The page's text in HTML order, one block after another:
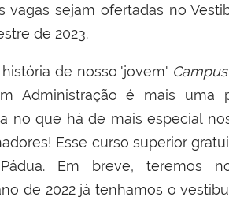
vagas sejam ofertadas no
de 2023.
de nosso 'jovem' Campus
Administração é mais uma
no que há de mais especial
Esse curso superior
Em breve, teremos
de 2022 já tenhamos o